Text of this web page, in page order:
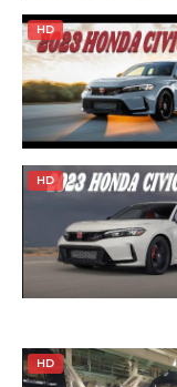
HD
HD
HD